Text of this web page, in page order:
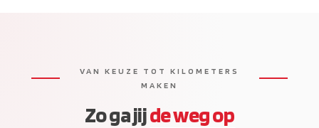
VAN KEUZE TOT KILOMETERS
MAKEN
Zo ga jijde weg op